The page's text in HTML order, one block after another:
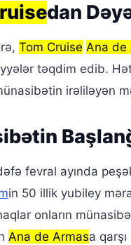
dan
Tom Cruise Ana de
təqdim edib.
irəliləyən
fevral ayında
in 50 illik yubiley
onların
Ana de Armasa